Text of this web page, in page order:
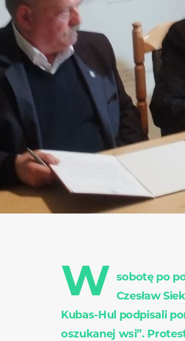
W sobotę po
Czesław
Kubas-Hul podpisali
oszukanej wsi”.